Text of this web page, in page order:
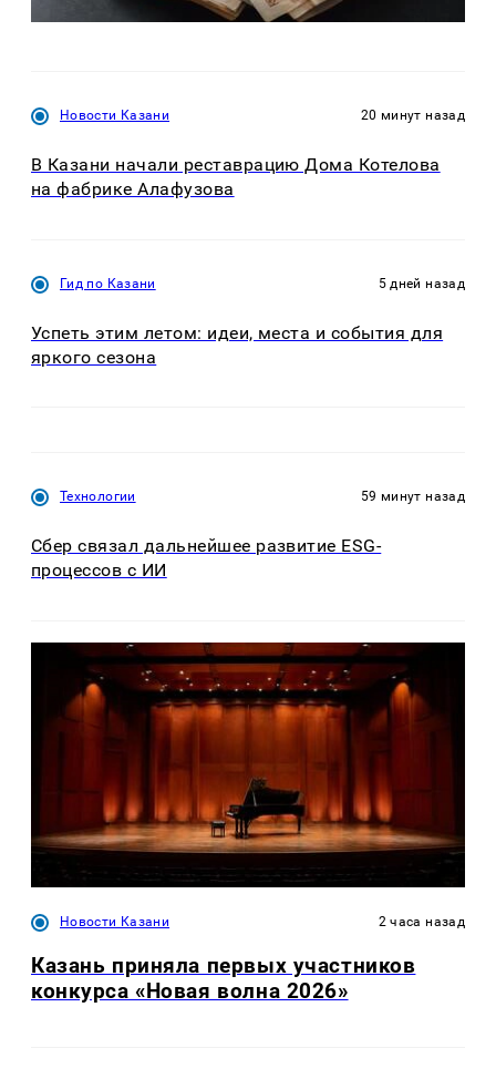
Новости Казани 20 минут назад
В Казани начали реставрацию Дома Котелова
на фабрике Алафузова
Гид по Казани 5 дней назад
Успеть этим летом: идеи, места и события для
яркого сезона
Технологии 59 минут назад
Сбер связал дальнейшее развитие ESG-
процессов с ИИ
Новости Казани 2 часа назад
Казань приняла первых участников
конкурса «Новая волна 2026»